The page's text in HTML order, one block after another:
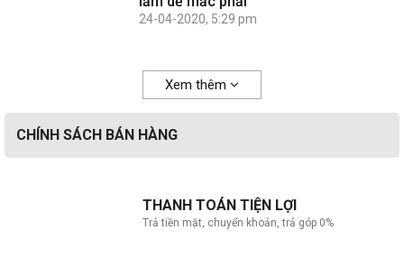
24-04-2020, 5:29 pm
Xem thêm
CHÍNH SÁCH BÁN HÀNG
THANH TOÁN TIỆN LỢI
Trả tiền mặt, chuyển khoản, trả góp 0%